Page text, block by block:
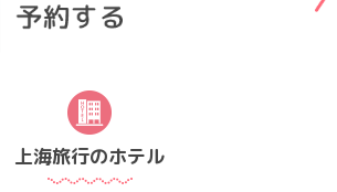
上海旅行のホテル
ハイアット オン ザ バンド